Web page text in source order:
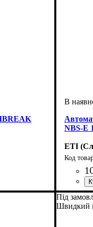
NBS-E
ETI
(ТМ)
Серія:
Під
Швидкий